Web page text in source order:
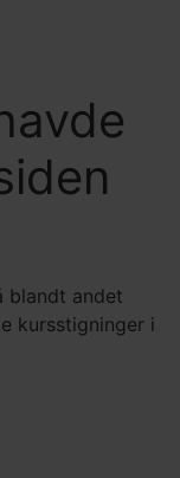
blandt andet
kursstigninger i